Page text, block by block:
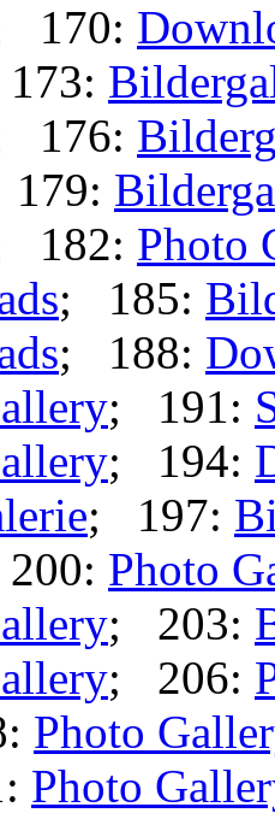
170:
176:
182: Photo
; 185:
; 188:
; 191:
; 194:
; 197:
Photo
; 203:
; 206:
Photo
Photo